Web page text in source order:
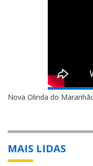
Nova Olinda do
MAIS LIDAS